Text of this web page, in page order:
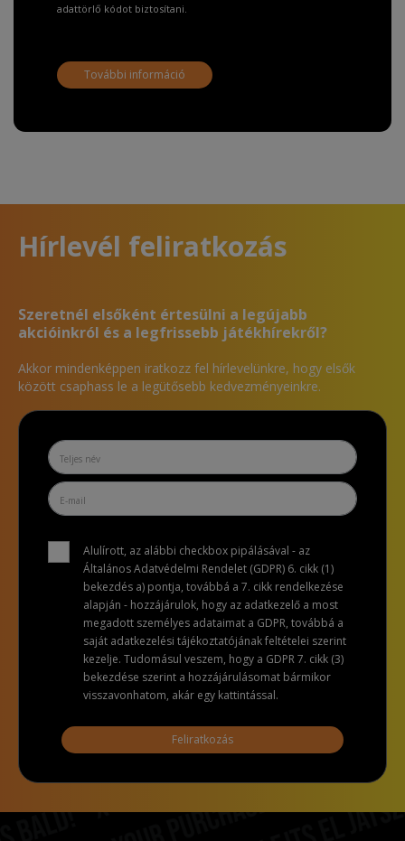
adattörlő kódot biztosítani.
További információ
Hírlevél feliratkozás
Szeretnél elsőként értesülni a legújabb
akcióinkról és a legfrissebb játékhírekről?
Akkor mindenképpen iratkozz fel hírlevelünkre, hogy elsők
között csaphass le a legütősebb kedvezményeinkre.
Alulírott, az alábbi checkbox pipálásával - az
Általános Adatvédelmi Rendelet (GDPR) 6. cikk (1)
bekezdés a) pontja, továbbá a 7. cikk rendelkezése
alapján - hozzájárulok, hogy az adatkezelő a most
megadott személyes adataimat a GDPR, továbbá a
saját adatkezelési tájékoztatójának feltételei szerint
kezelje. Tudomásul veszem, hogy a GDPR 7. cikk (3)
bekezdése szerint a hozzájárulásomat bármikor
visszavonhatom, akár egy kattintással.
Feliratkozás